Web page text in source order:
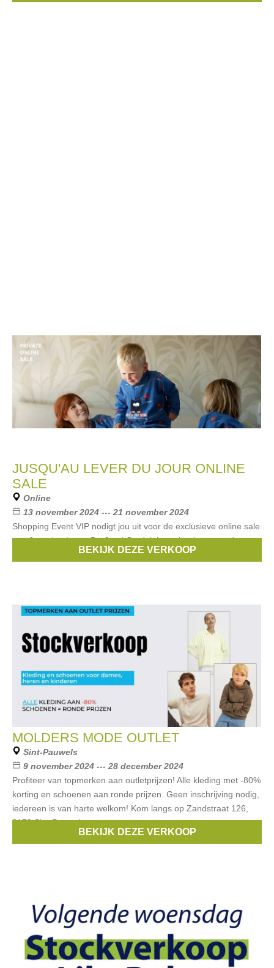
JUSQU'AU LEVER DU JOUR ONLINE
SALE
Online
13 november 2024 --- 21 november 2024
Shopping Event VIP nodigt jou uit voor de exclusieve online sale
van Jusqu'au Lever Du Jour! Ontdek hoge kortingen op de
verfijnde, vrouwelijke collectie van Jusqu'au Lever Du Jour – van
BEKIJK DEZE VERKOOP
MOLDERS MODE OUTLET
Sint-Pauwels
9 november 2024 --- 28 december 2024
Profiteer van topmerken aan outletprijzen! Alle kleding met -80%
korting en schoenen aan ronde prijzen. Geen inschrijving nodig,
iedereen is van harte welkom! Kom langs op Zandstraat 126,
9170 Sint-Pauwels
Guess,Liu Jo ,Scapa , Riverwoods
BEKIJK DEZE VERKOOP